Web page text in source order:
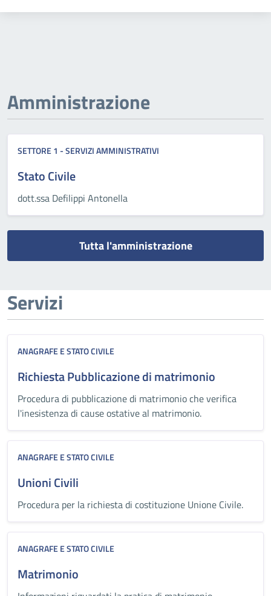
Amministrazione
SETTORE 1 - SERVIZI AMMINISTRATIVI
Stato Civile
dott.ssa Defilippi Antonella
Tutta l'amministrazione
Servizi
ANAGRAFE E STATO CIVILE
Richiesta Pubblicazione di matrimonio
Procedura di pubblicazione di matrimonio che verifica
l'inesistenza di cause ostative al matrimonio.
ANAGRAFE E STATO CIVILE
Unioni Civili
Procedura per la richiesta di costituzione Unione Civile.
ANAGRAFE E STATO CIVILE
Matrimonio